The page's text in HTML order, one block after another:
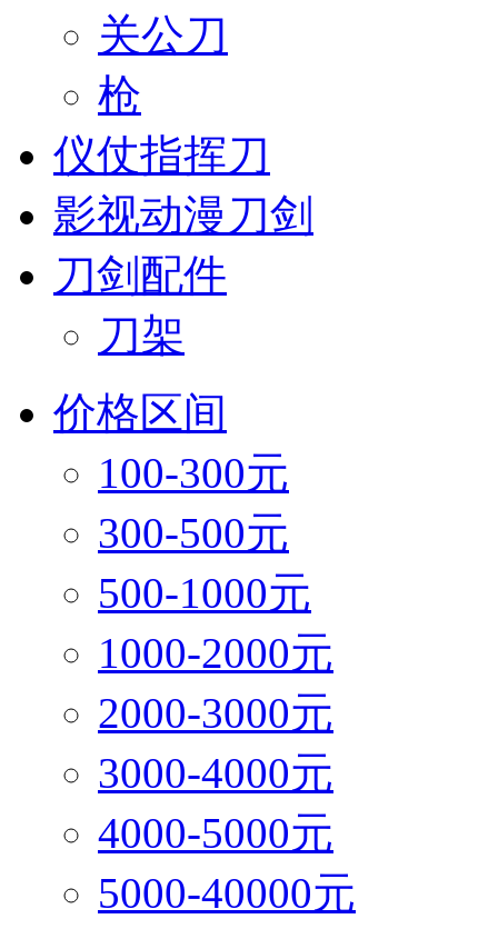
关公刀
枪
仪仗指挥刀
影视动漫刀剑
刀剑配件
刀架
价格区间
100-300元
300-500元
500-1000元
1000-2000元
2000-3000元
3000-4000元
4000-5000元
5000-40000元